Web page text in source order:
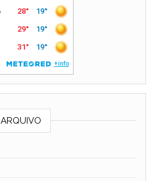
ARQUIVO